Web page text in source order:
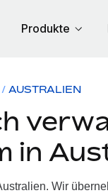
Produkte
AUSTRALIEN
in
Wir